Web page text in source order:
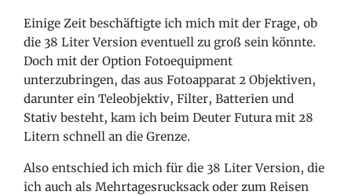
Einige Zeit beschäftigte ich mich mit der Frage, ob
die 38 Liter Version eventuell zu groß sein könnte.
Doch mit der Option Fotoequipment
unterzubringen, das aus Fotoapparat 2 Objektiven,
darunter ein Teleobjektiv, Filter, Batterien und
Stativ besteht, kam ich beim Deuter Futura mit 28
Litern schnell an die Grenze.
Also entschied ich mich für die 38 Liter Version, die
ich auch als Mehrtagesrucksack oder zum Reisen